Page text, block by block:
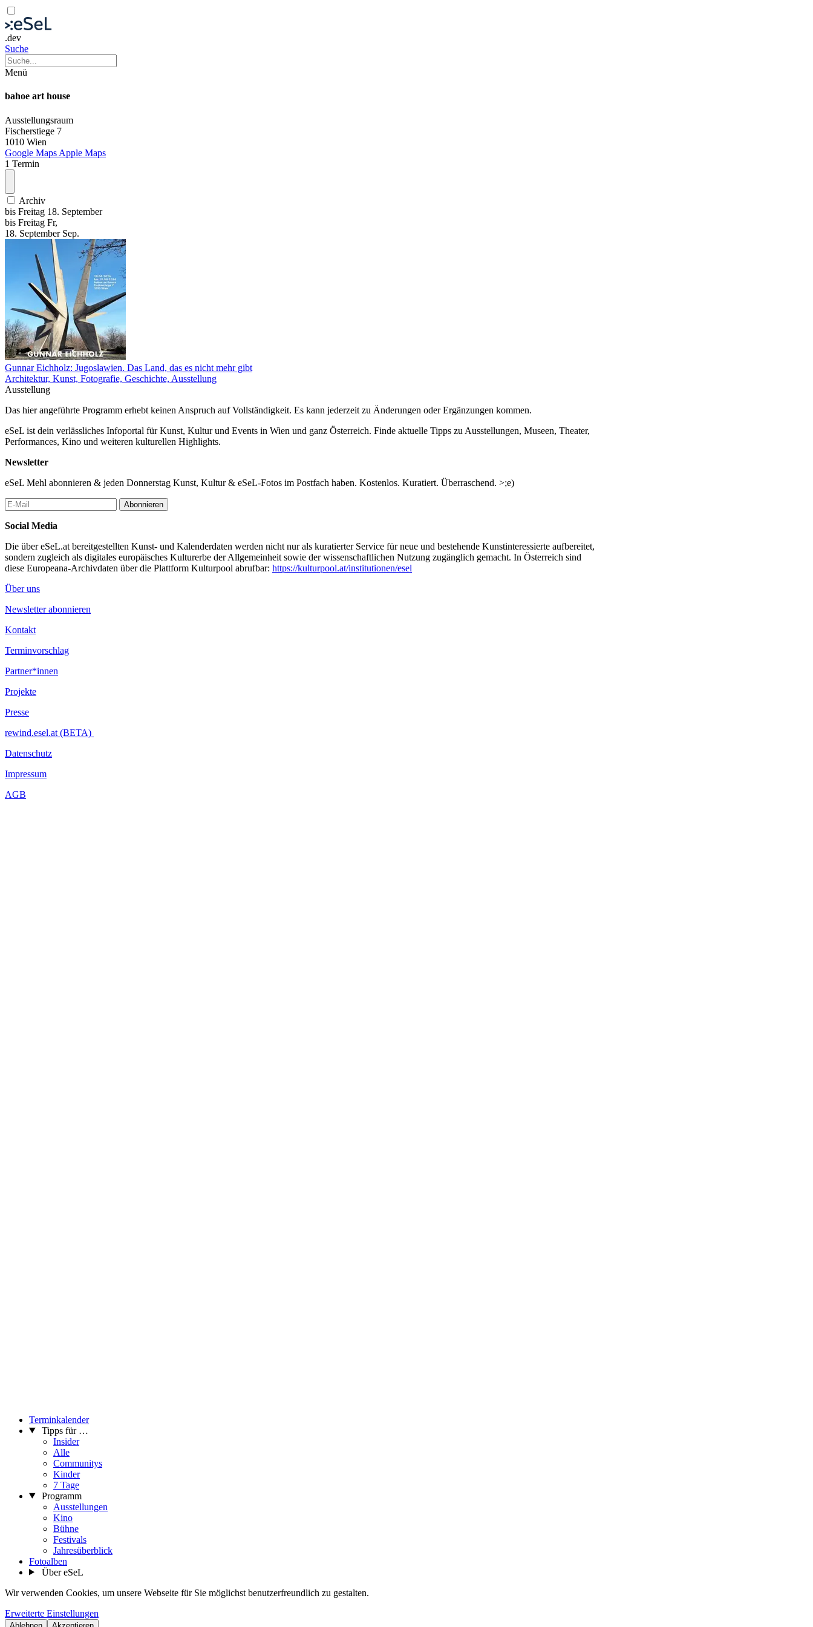
.dev
Suche
Menü
bahoe art house
Ausstellungsraum
Fischerstiege 7
1010 Wien
Google Maps Apple Maps
1 Termin
Archiv
bis Freitag 18. September
bis Freitag Fr,
18. September Sep.
Gunnar Eichholz: Jugoslawien. Das Land, das es nicht mehr gibt
Architektur, Kunst, Fotografie, Geschichte, Ausstellung
Ausstellung
Das hier angeführte Programm erhebt keinen Anspruch auf Vollständigkeit. Es kann jederzeit zu Änderungen oder Ergänzungen kommen.
eSeL ist dein verlässliches Infoportal für Kunst, Kultur und Events in Wien und ganz Österreich. Finde aktuelle Tipps zu Ausstellungen, Museen, Theater,
Performances, Kino und weiteren kulturellen Highlights.
Newsletter
eSeL Mehl abonnieren & jeden Donnerstag Kunst, Kultur & eSeL-Fotos im Postfach haben. Kostenlos. Kuratiert. Überraschend. >;e)
Abonnieren
Social Media
Die über eSeL.at bereitgestellten Kunst- und Kalenderdaten werden nicht nur als kuratierter Service für neue und bestehende Kunstinteressierte aufbereitet,
sondern zugleich als digitales europäisches Kulturerbe der Allgemeinheit sowie der wissenschaftlichen Nutzung zugänglich gemacht. In Österreich sind
diese Europeana-Archivdaten über die Plattform Kulturpool abrufbar: https://kulturpool.at/institutionen/esel
Über uns
Newsletter abonnieren
Kontakt
Terminvorschlag
Partner*innen
Projekte
Presse
rewind.esel.at (BETA)
Datenschutz
Impressum
AGB
Terminkalender
Tipps für …
Insider
Alle
Communitys
Kinder
7 Tage
Programm
Ausstellungen
Kino
Bühne
Festivals
Jahresüberblick
Fotoalben
Über eSeL
Wir verwenden Cookies, um unsere Webseite für Sie möglichst benutzerfreundlich zu gestalten.
Erweiterte Einstellungen